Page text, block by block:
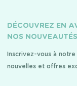
DÉCOUVREZ EN
NOS
Inscrivez-vous à
nouvelles et offres